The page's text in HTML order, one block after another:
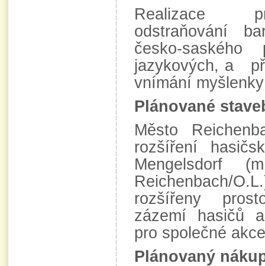
Realizace
odstraňování
česko-saského
jazykových, a
vnímání
Plánované
Město
rozšíření
Mengelsdorf
Reichenbach/
rozšířeny
zázemí hasičů
pro společné
Plánovaný